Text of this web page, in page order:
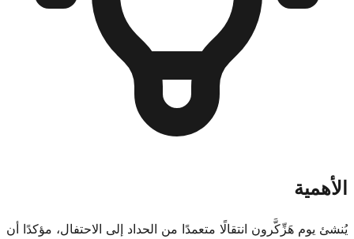
الأهمية
يُنشئ يوم هَزِّكَّرون انتقالًا متعمدًا من الحداد إلى الاحتفال، مؤكدًا أن